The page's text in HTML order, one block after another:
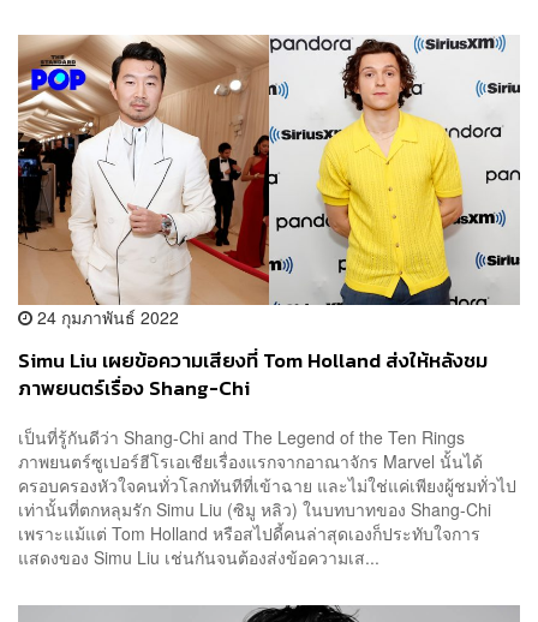
24 กุมภาพันธ์ 2022
Simu Liu เผยข้อความเสียงที่ Tom Holland ส่งให้หลังชม
ภาพยนตร์เรื่อง Shang-Chi
เป็นที่รู้กันดีว่า Shang-Chi and The Legend of the Ten Rings
ภาพยนตร์ซูเปอร์ฮีโรเอเชียเรื่องแรกจากอาณาจักร Marvel นั้นได้
ครอบครองหัวใจคนทั่วโลกทันทีที่เข้าฉาย และไม่ใช่แค่เพียงผู้ชมทั่วไป
เท่านั้นที่ตกหลุมรัก Simu Liu (ซิมู หลิว) ในบทบาทของ Shang-Chi
เพราะแม้แต่ Tom Holland หรือสไปดี้คนล่าสุดเองก็ประทับใจการ
แสดงของ Simu Liu เช่นกันจนต้องส่งข้อความเส...